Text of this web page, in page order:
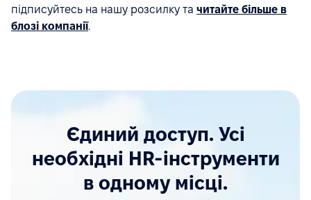
підписуйтесь на нашу розсилку та читайте більше в
блозі компанії.
Єдиний доступ. Усі
необхідні HR-інструменти
в одному місці.